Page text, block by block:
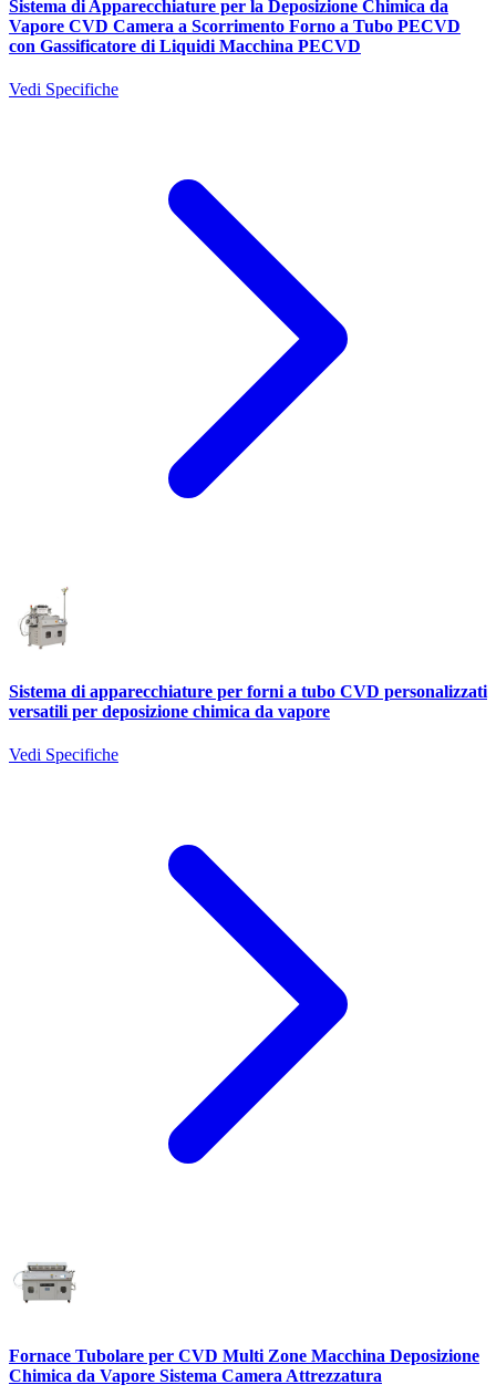
Sistema di Apparecchiature per la Deposizione Chimica da
Vapore CVD Camera a Scorrimento Forno a Tubo PECVD
con Gassificatore di Liquidi Macchina PECVD
Vedi Specifiche
Sistema di apparecchiature per forni a tubo CVD personalizzati
versatili per deposizione chimica da vapore
Vedi Specifiche
Fornace Tubolare per CVD Multi Zone Macchina Deposizione
Chimica da Vapore Sistema Camera Attrezzatura